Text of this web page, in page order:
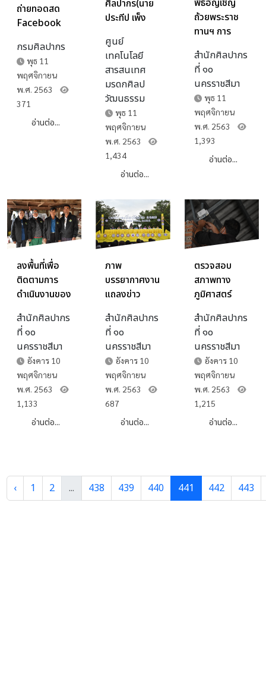
ถ่ายทอดสด
Facebook
ไขความรู้จาก
ครูกรมศิลป์
ตอน “การ
อนุรักษ์และ
รักษาเอกสาร
โบราณ” ในวัน
สนุก แสดง
ความคิดเห็น
พร้อมตอบ
คำถามใน
รายการ ลุ้นรับ
ฟรี สมุดบันทึก
จากกลุ่ม
เขียนและจารึก
จำนวน ๕
รางวัล
กรมศิลปากร
พุธ 11
พฤศจิกายน
พ.ศ. 2563
371
อ่านต่อ...
ศิลปากร(นาย
ประทีป เพ็ง
ด้วยรองอธิบดี
กรม
ศิลปากร(นาย
พนมบุตร
จันทรโชติ) ได้
มอบนโยบาย
การนำเข้าและ
การจัดทำ
ข้อมูลด้าน
โบราณสถาน
ข้อมูล GIS
กรมศิลปากร
ศูนย์
เทคโนโลยี
สารสนเทศ
มรดกศิลป
วัฒนธรรม
พุธ 11
พฤศจิกายน
พ.ศ. 2563
1,434
อ่านต่อ...
ถ้วยพระราช
ทานฯ การ
ประเพณีเทิด
พระเกียรติ
สมเด็จ
พระเจ้าอยู่หัว
ชิงชนะเลิศถ้วย
รางวัลพระราช
ทานฯ งาน
เทศกาลเที่ยว
ประจำปี ๒๕๖๓
สำนักศิลปากร
ที่ ๑๐
นครราชสีมา
พุธ 11
พฤศจิกายน
พ.ศ. 2563
1,393
อ่านต่อ...
ลงพื้นที่เพื่อ
ติดตามการ
ดำเนินงานของ
สมัครท้องถิ่น
ในการดูแล
รักษามรดก
ทางศิลป
วัฒนธรรม
(อส.มศ.) ใน
เขตจังหวัด
ชัยภูมิ สุรินทร์
สำนักศิลปากร
ที่ ๑๐
นครราชสีมา
อังคาร 10
พฤศจิกายน
พ.ศ. 2563
1,133
อ่านต่อ...
ภาพ
บรรยากาศงาน
แถลงข่าว
พิมาย ประจำปี
๒๕๖๓ ซึ่งจะจัด
ขึ้นระหว่างวันที่
๑๑-๑๕
พฤศจิกายน
๒๕๖๓ ณ
อุทยาน
ประวัติศาสตร์
สำนักศิลปากร
ที่ ๑๐
นครราชสีมา
อังคาร 10
พฤศจิกายน
พ.ศ. 2563
687
อ่านต่อ...
ตรวจสอบ
สภาพทาง
ภูมิศาสตร์
ตั้งเครื่องวัด
อุณหภูมิ
ความชื้น เพื่อ
ศึกษาสาเหตุ
ของการผุ
กร่อนเสื่อม
สภาพโบราณ
สถานพระนอน
จังหวัด
นครราชสีมา
สำนักศิลปากร
ที่ ๑๐
นครราชสีมา
อังคาร 10
พฤศจิกายน
พ.ศ. 2563
1,215
อ่านต่อ...
‹ 1 2 ... 438 439 440 441 442 443